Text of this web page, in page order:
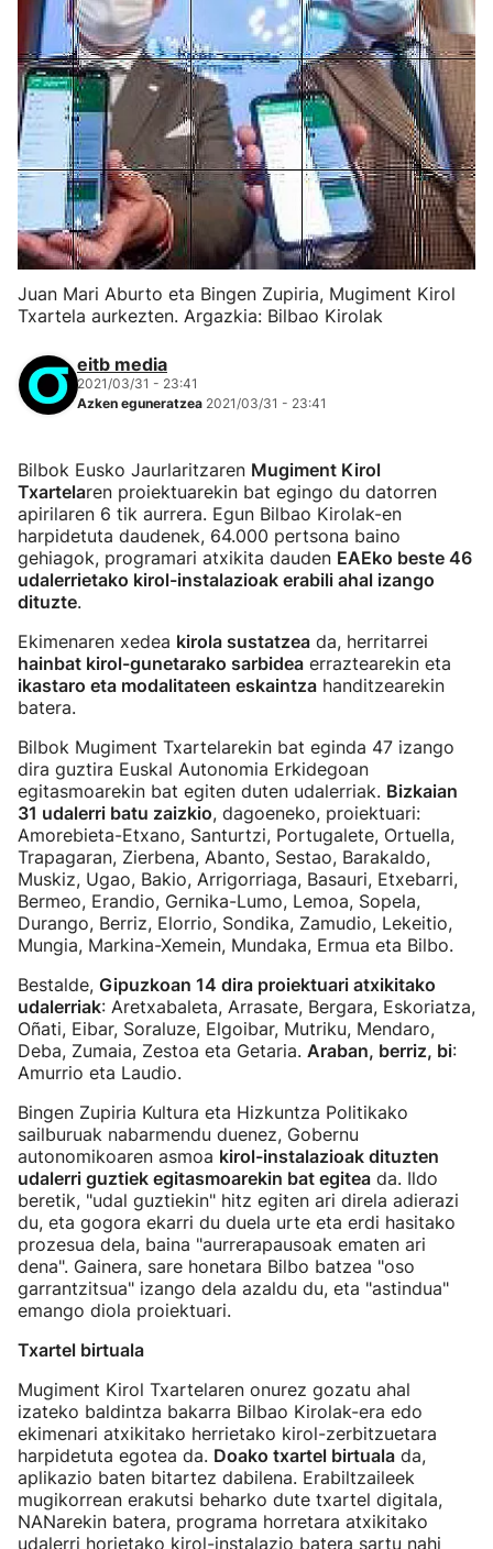
Juan Mari Aburto eta Bingen Zupiria, Mugiment Kirol
Txartela aurkezten. Argazkia: Bilbao Kirolak
eitb media
2021/03/31 - 23:41
Azken eguneratzea 2021/03/31 - 23:41
Bilbok Eusko Jaurlaritzaren Mugiment Kirol
Txartelaren proiektuarekin bat egingo du datorren
apirilaren 6 tik aurrera. Egun Bilbao Kirolak-en
harpidetuta daudenek, 64.000 pertsona baino
gehiagok, programari atxikita dauden EAEko beste 46
udalerrietako kirol-instalazioak erabili ahal izango
dituzte.
Ekimenaren xedea kirola sustatzea da, herritarrei
hainbat kirol-gunetarako sarbidea erraztearekin eta
ikastaro eta modalitateen eskaintza handitzearekin
batera.
Bilbok Mugiment Txartelarekin bat eginda 47 izango
dira guztira Euskal Autonomia Erkidegoan
egitasmoarekin bat egiten duten udalerriak. Bizkaian
31 udalerri batu zaizkio, dagoeneko, proiektuari:
Amorebieta-Etxano, Santurtzi, Portugalete, Ortuella,
Trapagaran, Zierbena, Abanto, Sestao, Barakaldo,
Muskiz, Ugao, Bakio, Arrigorriaga, Basauri, Etxebarri,
Bermeo, Erandio, Gernika-Lumo, Lemoa, Sopela,
Durango, Berriz, Elorrio, Sondika, Zamudio, Lekeitio,
Mungia, Markina-Xemein, Mundaka, Ermua eta Bilbo.
Bestalde, Gipuzkoan 14 dira proiektuari atxikitako
udalerriak: Aretxabaleta, Arrasate, Bergara, Eskoriatza,
Oñati, Eibar, Soraluze, Elgoibar, Mutriku, Mendaro,
Deba, Zumaia, Zestoa eta Getaria. Araban, berriz, bi:
Amurrio eta Laudio.
Bingen Zupiria Kultura eta Hizkuntza Politikako
sailburuak nabarmendu duenez, Gobernu
autonomikoaren asmoa kirol-instalazioak dituzten
udalerri guztiek egitasmoarekin bat egitea da. Ildo
beretik, "udal guztiekin" hitz egiten ari direla adierazi
du, eta gogora ekarri du duela urte eta erdi hasitako
prozesua dela, baina "aurrerapausoak ematen ari
dena". Gainera, sare honetara Bilbo batzea "oso
garrantzitsua" izango dela azaldu du, eta "astindua"
emango diola proiektuari.
Txartel birtuala
Mugiment Kirol Txartelaren onurez gozatu ahal
izateko baldintza bakarra Bilbao Kirolak-era edo
ekimenari atxikitako herrietako kirol-zerbitzuetara
harpidetuta egotea da. Doako txartel birtuala da,
aplikazio baten bitartez dabilena. Erabiltzaileek
mugikorrean erakutsi beharko dute txartel digitala,
NANarekin batera, programa horretara atxikitako
udalerri horietako kirol-instalazio batera sartu nahi